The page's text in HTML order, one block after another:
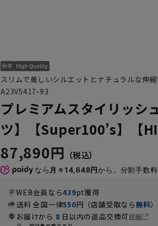
YA4 YA5 YA6
スリムで美しいシルエットとナチュラルな伸縮
A23V5417-93
プレミアムスタイリッシ
ツ】【Super100’s】【
87,890円
なら 月々14,648円から。分割手数
WEB会員なら439pt獲得
送料 全国一律550円（店舗受取なら無料）
お届けから 8 日以内の返品交換可詳細